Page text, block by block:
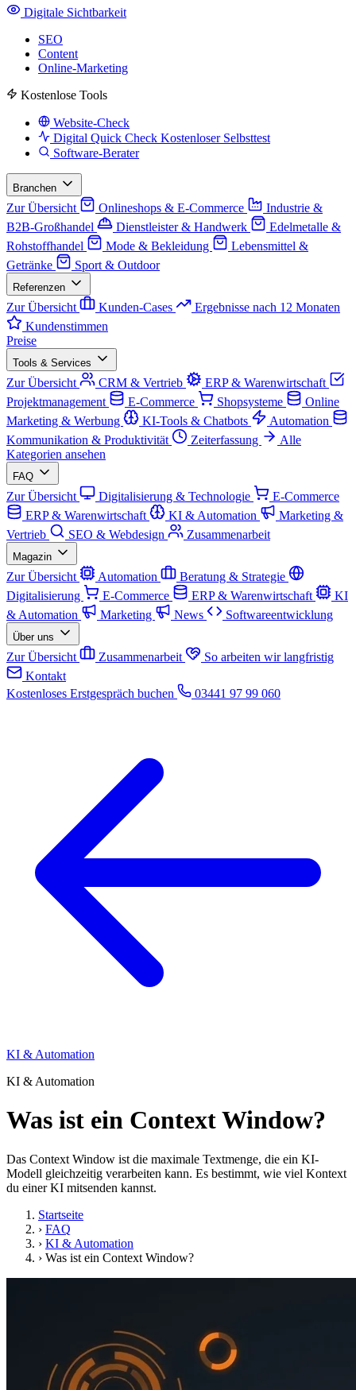
Digitale Sichtbarkeit
SEO
Content
Online-Marketing
Kostenlose Tools
Website-Check
Digital Quick Check Kostenloser Selbsttest
Software-Berater
Branchen
Zur Übersicht Onlineshops & E-Commerce
Industrie &
B2B-Großhandel
Dienstleister & Handwerk
Edelmetalle &
Rohstoffhandel
Mode & Bekleidung
Lebensmittel &
Getränke
Sport & Outdoor
Referenzen
Zur Übersicht Kunden-Cases
Ergebnisse nach 12 Monaten
Kundenstimmen
Preise
Tools & Services
Zur Übersicht CRM & Vertrieb
ERP & Warenwirtschaft
Projektmanagement
E-Commerce Shopsysteme
Online
Marketing & Werbung
KI-Tools & Chatbots
Automation
Kommunikation & Produktivität
Zeiterfassung
Alle
Kategorien ansehen
FAQ
Zur Übersicht Digitalisierung & Technologie
E-Commerce
ERP & Warenwirtschaft
KI & Automation
Marketing &
Vertrieb
SEO & Webdesign Zusammenarbeit
Magazin
Zur Übersicht Automation
Beratung & Strategie
Digitalisierung
E-Commerce ERP & Warenwirtschaft
KI
& Automation
Marketing News Softwareentwicklung
Über uns
Zur Übersicht Zusammenarbeit
So arbeiten wir langfristig
Kontakt
Kostenloses Erstgespräch buchen
03441 97 99 060
KI & Automation
KI & Automation
Was ist ein Context Window?
Das Context Window ist die maximale Textmenge, die ein KI-
Modell gleichzeitig verarbeiten kann. Es bestimmt, wie viel Kontext
du einer KI mitsenden kannst.
Startseite
› FAQ
› KI & Automation
› Was ist ein Context Window?